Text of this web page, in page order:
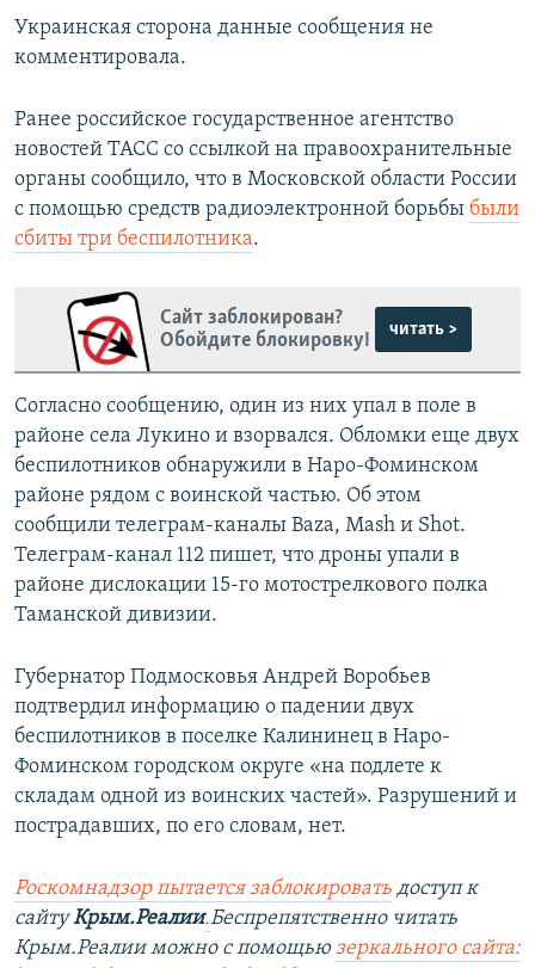
Украинская сторона данные сообщения не
комментировала.
Ранее российское государственное агентство
новостей ТАСС со ссылкой на правоохранительные
органы сообщило, что в Московской области России
с помощью средств радиоэлектронной борьбы были
сбиты три беспилотника.
Сайт заблокирован?
Обойдите блокировку!
читать >
Согласно сообщению, один из них упал в поле в
районе села Лукино и взорвался. Обломки еще двух
беспилотников обнаружили в Наро-Фоминском
районе рядом с воинской частью. Об этом
сообщили телеграм-каналы Baza, Mash и Shot.
Телеграм-канал 112 пишет, что дроны упали в
районе дислокации 15-го мотострелкового полка
Таманской дивизии.
Губернатор Подмосковья Андрей Воробьев
подтвердил информацию о падении двух
беспилотников в поселке Калининец в Наро-
Фоминском городском округе «на подлете к
складам одной из воинских частей». Разрушений и
пострадавших, по его словам, нет.
Роскомнадзор пытается заблокировать доступ к
сайтуКрым.Реалии.Беспрепятственно читать
Крым.Реалии можно с помощью зеркального сайта: